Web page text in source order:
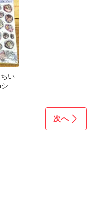
い
ー
次へ